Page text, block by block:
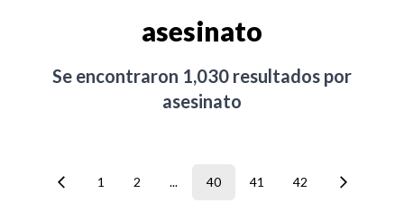
asesinato
Se encontraron 1,030 resultados por
asesinato
1 2 ... 40 41 42